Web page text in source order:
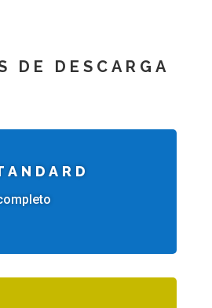
DE DESCARGA